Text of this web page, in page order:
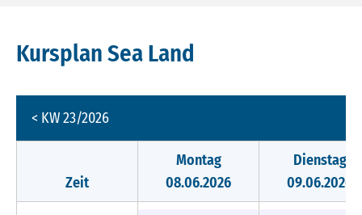
Kursplan Sea Land
< KW 23/2026
Zeit
Montag
08.06.2026
Dienstag
09.06.2026